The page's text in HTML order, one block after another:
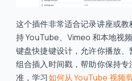
这个插件非常适合记录讲座或
持 YouTube、Vimeo 和本地视
键盘快捷键设计，允许你播放
组合插入时间戳，帮助你保持
准，学习如何从 YouTube 视频